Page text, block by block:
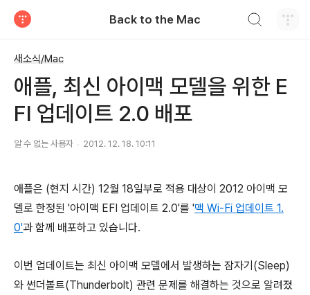
Back to the Mac
새소식/Mac
애플, 최신 아이맥 모델을 위한 E
FI 업데이트 2.0 배포
알 수 없는 사용자 2012. 12. 18. 10:11
애플은 (현지 시간) 12월 18일부로 적용 대상이 2012 아이맥 모
델로 한정된 '아이맥 EFI 업데이트 2.0'를 '맥 Wi-Fi 업데이트 1.
0'과 함께 배포하고 있습니다.
이번 업데이트는 최신 아이맥 모델에서 발생하는 잠자기(Sleep)
와 썬더볼트(Thunderbolt) 관련 문제를 해결하는 것으로 알려졌